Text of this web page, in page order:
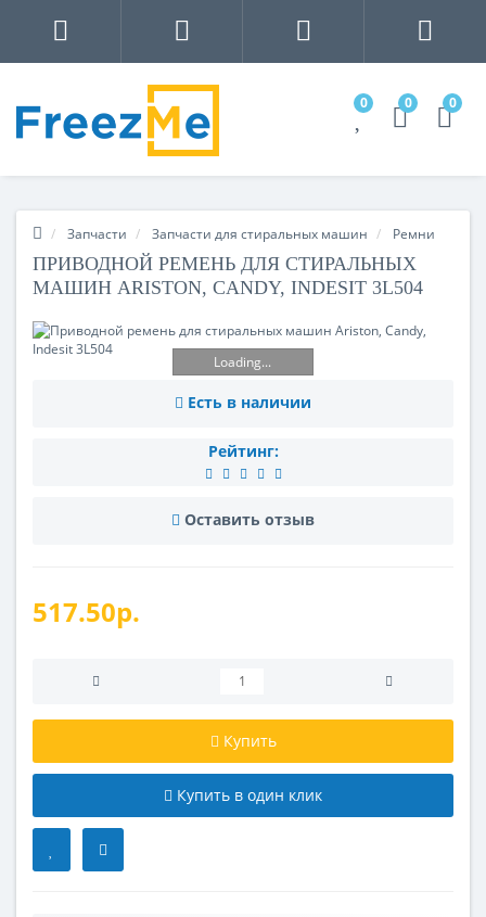
0 0 0
Запчасти Запчасти для стиральных машин Ремни
ПРИВОДНОЙ РЕМЕНЬ ДЛЯ СТИРАЛЬНЫХ
МАШИН ARISTON, CANDY, INDESIT 3L504
Loading...
Есть в наличии
Рейтинг:
Оставить отзыв
517.50р.
Купить
Купить в один клик